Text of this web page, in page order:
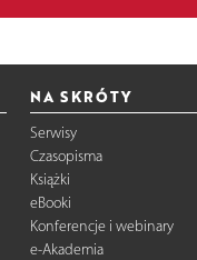
NA SKRÓTY
Serwisy
Czasopisma
Książki
eBooki
Konferencje i webinary
e-Akademia